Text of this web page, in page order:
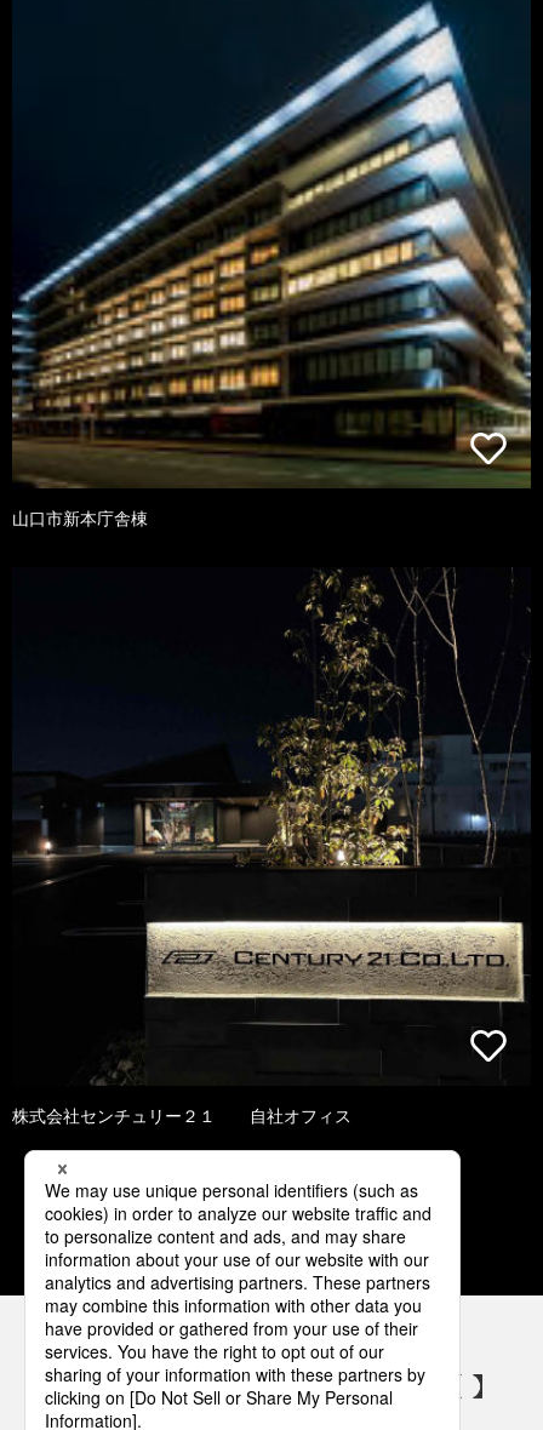
山口市新本庁舎棟
株式会社センチュリー２１ 自社オフィス
1 2 3 4 5
パナソニックの電気設備 SNSアカウント